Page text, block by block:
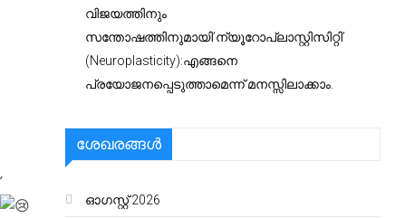
വിജയത്തിനും
സന്തോഷത്തിനുമായി’ന്യൂറോപ്ലാസ്റ്റിസിറ്റി’
(Neuroplasticity):എങ്ങനെ
പ്രയോജനപ്പെടുത്താമെന്ന് മനസ്സിലാക്കാം.
ശേഖരങ്ങൾ
ഓഗസ്റ്റ്‌ 2026